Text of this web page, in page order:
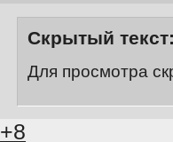
Скрытый
Для просмотра
+8